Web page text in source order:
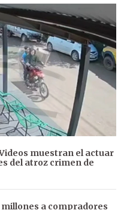
muestran el actuar
del atroz crimen de
millones a compradores